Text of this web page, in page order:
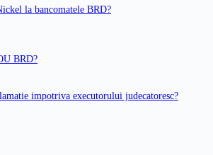
la bancomatele BRD?
BRD?
impotriva executorului judecatoresc?